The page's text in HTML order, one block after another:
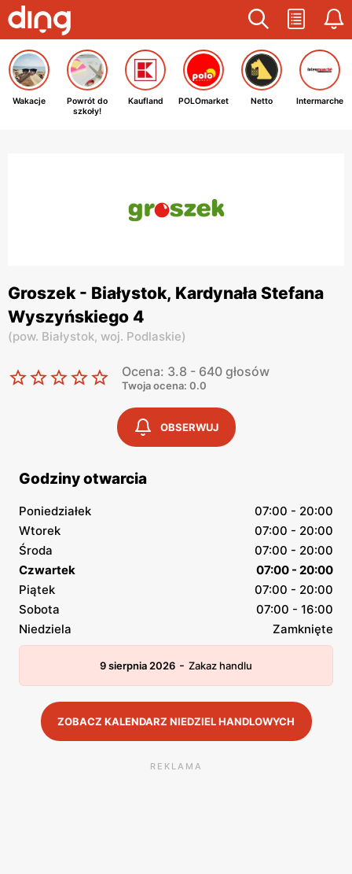
Wakacje
Powrót do
szkoły!
Kaufland POLOmarket Netto Intermarche
Groszek - Białystok, Kardynała Stefana
Wyszyńskiego 4
(pow. Białystok, woj. Podlaskie)
Ocena: 3.8 - 640 głosów
Twoja ocena: 0.0
OBSERWUJ
Godziny otwarcia
Poniedziałek
07:00 - 20:00
Wtorek
07:00 - 20:00
Środa
07:00 - 20:00
Czwartek
07:00 - 20:00
Piątek
07:00 - 20:00
Sobota
07:00 - 16:00
Niedziela
Zamknięte
9 sierpnia 2026 - Zakaz handlu
ZOBACZ KALENDARZ NIEDZIEL HANDLOWYCH
REKLAMA